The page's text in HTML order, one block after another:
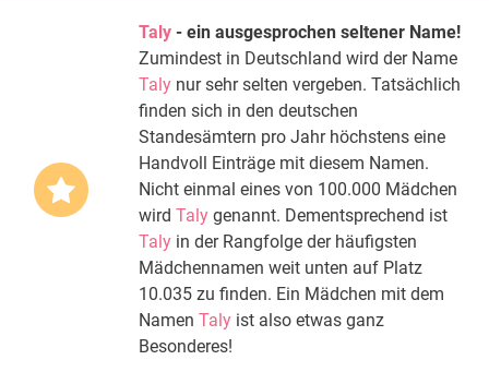
Taly - ein ausgesprochen seltener Name!
Zumindest in Deutschland wird der Name
Taly nur sehr selten vergeben. Tatsächlich
finden sich in den deutschen
Standesämtern pro Jahr höchstens eine
Handvoll Einträge mit diesem Namen.
Nicht einmal eines von 100.000 Mädchen
wird Taly genannt. Dementsprechend ist
Taly in der Rangfolge der häufigsten
Mädchennamen weit unten auf Platz
10.035 zu finden. Ein Mädchen mit dem
Namen Taly ist also etwas ganz
Besonderes!